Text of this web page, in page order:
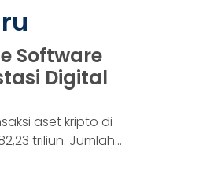
Software
Digital
aset kripto di
triliun. Jumlah